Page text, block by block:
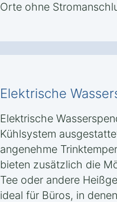
Orte ohne
Elektrische
Elektrische
Kühlsystem
angenehme
bieten zusätzlich die
Tee oder andere
ideal für Büros, in